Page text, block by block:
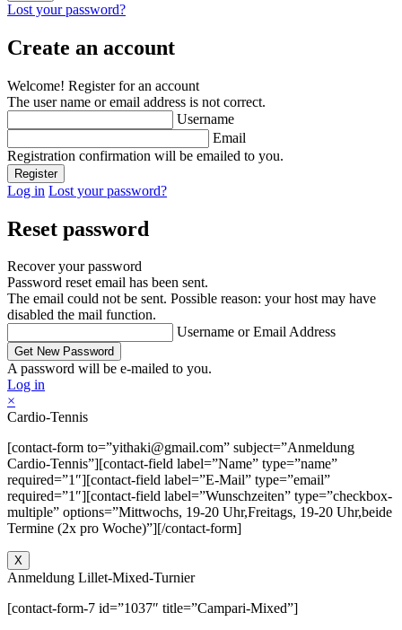
Lost your password?
Create an account
Welcome! Register for an account
The user name or email address is not correct.
Username
Email
Registration confirmation will be emailed to you.
Log in Lost your password?
Reset password
Recover your password
Password reset email has been sent.
The email could not be sent. Possible reason: your host may have
disabled the mail function.
Username or Email Address
A password will be e-mailed to you.
Log in
×
Cardio-Tennis
[contact-form to=”yithaki@gmail.com” subject=”Anmeldung
Cardio-Tennis”][contact-field label=”Name” type=”name”
required=”1″][contact-field label=”E-Mail” type=”email”
required=”1″][contact-field label=”Wunschzeiten” type=”checkbox-
multiple” options=”Mittwochs, 19-20 Uhr,Freitags, 19-20 Uhr,beide
Termine (2x pro Woche)”][/contact-form]
X
Anmeldung Lillet-Mixed-Turnier
[contact-form-7 id=”1037″ title=”Campari-Mixed”]